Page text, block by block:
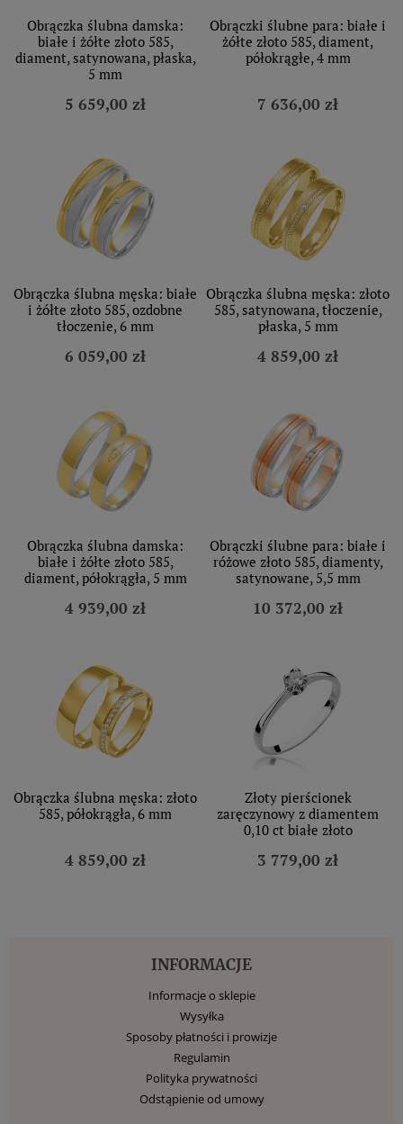
Obrączka ślubna damska:
białe i żółte złoto 585,
diament, satynowana, płaska,
5 mm
5 659,00 zł
Obrączki ślubne para: białe i
żółte złoto 585, diament,
półokrągłe, 4 mm
7 636,00 zł
Obrączka ślubna męska: białe
i żółte złoto 585, ozdobne
tłoczenie, 6 mm
6 059,00 zł
Obrączka ślubna męska: złoto
585, satynowana, tłoczenie,
płaska, 5 mm
4 859,00 zł
Obrączka ślubna damska:
białe i żółte złoto 585,
diament, półokrągła, 5 mm
4 939,00 zł
Obrączki ślubne para: białe i
różowe złoto 585, diamenty,
satynowane, 5,5 mm
10 372,00 zł
Obrączka ślubna męska: złoto
585, półokrągła, 6 mm
4 859,00 zł
Złoty pierścionek
zaręczynowy z diamentem
0,10 ct białe złoto
3 779,00 zł
INFORMACJE
Informacje o sklepie
Wysyłka
Sposoby płatności i prowizje
Regulamin
Polityka prywatności
Odstąpienie od umowy